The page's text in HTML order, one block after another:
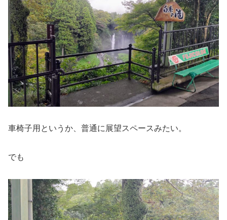
車椅子用というか、普通に展望スペースみたい。
でも